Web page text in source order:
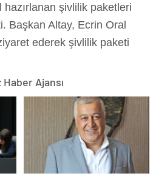
şivlilik paketleri
Başkan Altay, Ecrin Oral
ederek şivlilik paketi
Ajansı